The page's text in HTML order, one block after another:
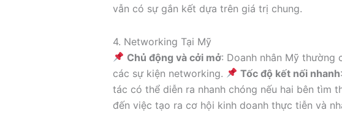
vẫn có sự gắn kết dựa trên giá trị chung.
4. Networking Tại Mỹ
Chủ động và cởi mở: Doanh nhân Mỹ
các sự kiện networking.
Tốc độ kết nối nhanh
tác có thể diễn ra nhanh chóng nếu hai bên tìm
đến việc tạo ra cơ hội kinh doanh thực tiễn và